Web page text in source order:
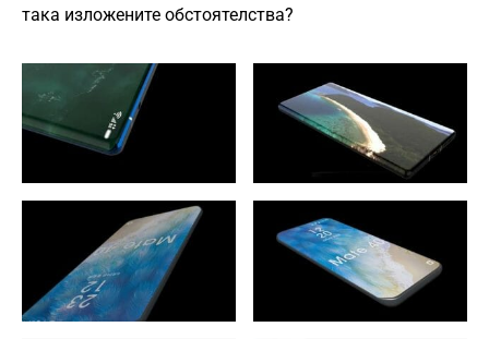
така изложените обстоятелства?